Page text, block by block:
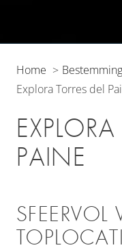
Home
Explora Torres del
PAINE
SFEERVOL